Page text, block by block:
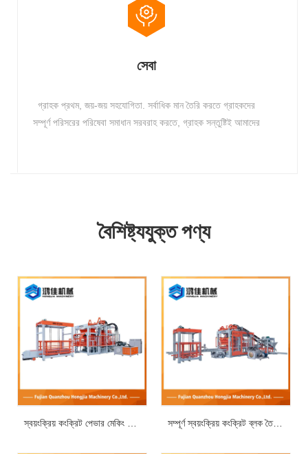
সেবা
গ্রাহক প্রথম, জয়-জয় সহযোগিতা. সর্বাধিক মান তৈরি করতে গ্রাহকদের
সম্পূর্ণ পরিসরের পরিষেবা সমাধান সরবরাহ করতে, গ্রাহক সন্তুষ্টিই আমাদের
বৈশিষ্ট্যযুক্ত পণ্য
সম্পূর্ণ স্বয়ংক্রিয় কংক্রিট ব্লক তৈরির মেশিন